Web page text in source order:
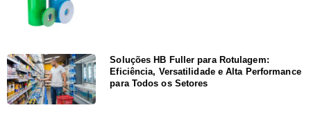
Soluções HB Fuller para Rotulagem:
Eficiência, Versatilidade e Alta Performance
para Todos os Setores